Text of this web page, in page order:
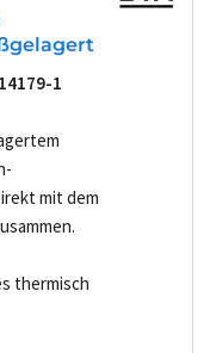
1
mit dem
thermisch